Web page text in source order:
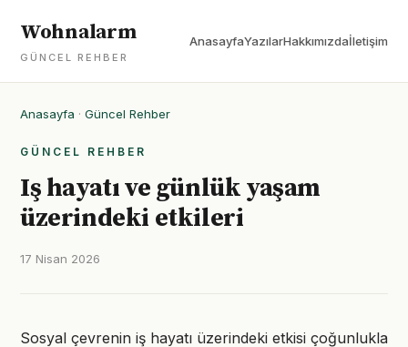
Wohnalarm
GÜNCEL REHBER
AnasayfaYazılarHakkımızdaİletişim
Anasayfa · Güncel Rehber
GÜNCEL REHBER
Iş hayatı ve günlük yaşam
üzerindeki etkileri
17 Nisan 2026
Sosyal çevrenin iş hayatı üzerindeki etkisi çoğunlukla